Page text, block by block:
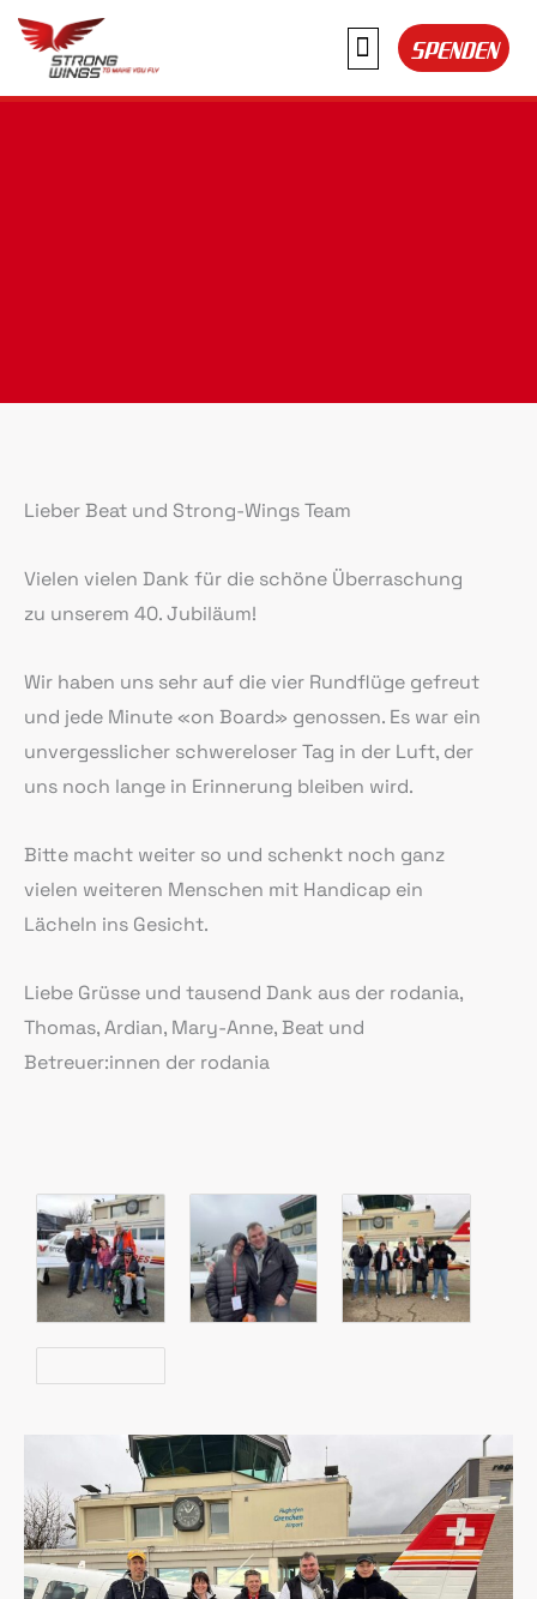
content
SPENDEN
Lieber Beat und Strong-Wings Team
Vielen vielen Dank für die schöne Überraschung
zu unserem 40. Jubiläum!
Wir haben uns sehr auf die vier Rundflüge gefreut
und jede Minute «on Board» genossen. Es war ein
unvergesslicher schwereloser Tag in der Luft, der
uns noch lange in Erinnerung bleiben wird.
Bitte macht weiter so und schenkt noch ganz
vielen weiteren Menschen mit Handicap ein
Lächeln ins Gesicht.
Liebe Grüsse und tausend Dank aus der rodania,
Thomas, Ardian, Mary-Anne, Beat und
Betreuer:innen der rodania